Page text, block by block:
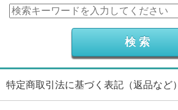
特定商取引法に基づく表記（返品など）